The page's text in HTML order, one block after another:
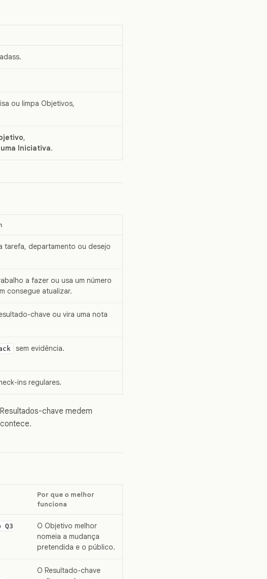
ou limpa Objetivos,
,
Iniciativa.
tarefa, departamento ou desejo
a fazer ou usa um número
consegue atualizar.
chave ou vira uma nota
sem evidência.
ins regulares.
chave medem
Por que o melhor
funciona
Q3
O Objetivo melhor
nomeia a mudança
pretendida e o público.
O Resultado-chave